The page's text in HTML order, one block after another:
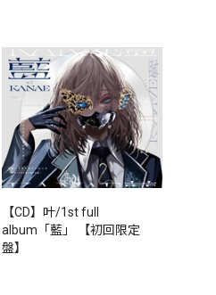
【CD】叶/1st full
album「藍」 【初回限定
盤】